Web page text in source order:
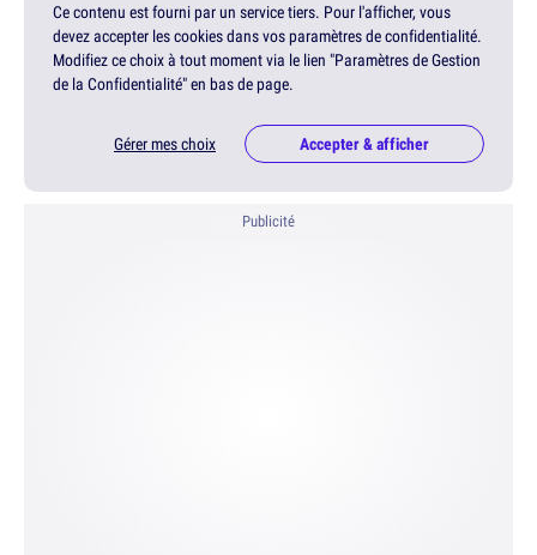
Ce contenu est fourni par un service tiers. Pour l'afficher, vous
devez accepter les cookies dans vos paramètres de confidentialité.
Modifiez ce choix à tout moment via le lien "Paramètres de Gestion
de la Confidentialité" en bas de page.
Gérer mes choix Accepter & afficher
Publicité